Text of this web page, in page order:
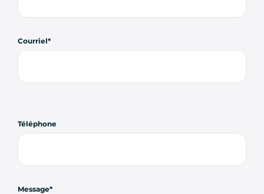
Courriel
Téléphone
Message